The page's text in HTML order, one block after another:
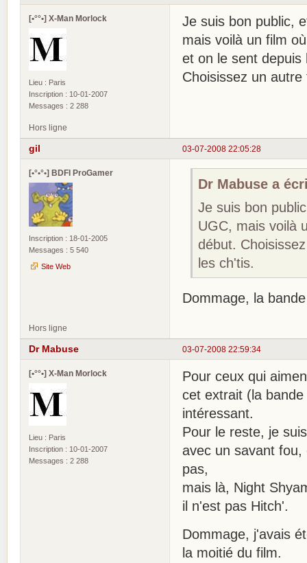
[•°°•] X-Man Morlock
Lieu : Paris
Inscription : 10-01-2007
Messages : 2 288
Je suis bon public,
mais voilà un film
et on le sent depuis
Choisissez un
Hors ligne
03-07-2008 22:05:28
gil
[•°•°•] BDFI ProGamer
Inscription : 18-01-2005
Messages : 5 540
Site Web
Dr Mabuse a
Je suis bon
UGC, mais voilà
début.
les ch'tis.
Dommage, la
Hors ligne
03-07-2008 22:59:34
Dr Mabuse
[•°°•] X-Man Morlock
Lieu : Paris
Inscription : 10-01-2007
Messages : 2 288
Pour ceux qui
cet extrait (la
intéressant.
Pour le reste, je
avec un savant
pas,
mais là, Night
il n'est pas Hitch'.
Dommage, j'avais
la moitié du film.